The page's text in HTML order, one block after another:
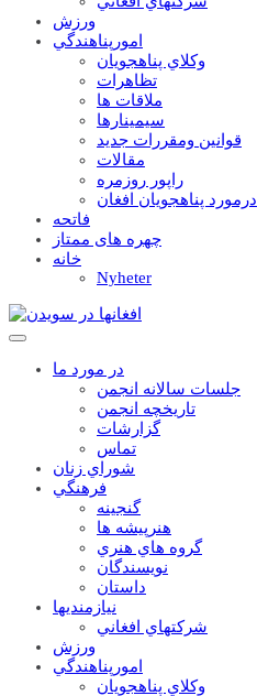
ورزش
امورپناهندگي
وکلاي پناهجويان
تظاهرات
ملاقات ها
سيمينارها
قوانين ومقررات جديد
مقالات
راپور روزمره
درمورد پناهجويان افغان
فاتحه
چهره های ممتاز
خانه
Nyheter
در مورد ما
جلسات سالانه انجمن
تاریخچه انجمن
گزارشات
تماس
شوراي زنان
فرهنگي
گنجينه
هنرپيشه ها
گروه هاي هنري
نويسندگان
داستان
نيازمنديها
شرکتهاي افغاني
ورزش
امورپناهندگي
وکلاي پناهجويان